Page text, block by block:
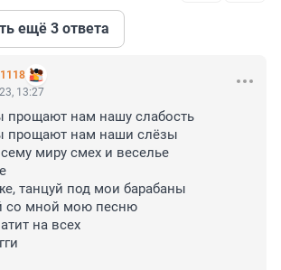
ещё 3 ответа
13:27
нам нашу слабость
нам наши слёзы
миру смех и веселье
танцуй под мои барабаны
со мной мою песню
на всех